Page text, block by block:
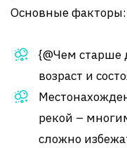
Основные факторы:
{@Чем старше
возраст и
рекой –
сложно